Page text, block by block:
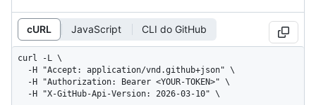
cURL JavaScript CLI do GitHub
curl -L \